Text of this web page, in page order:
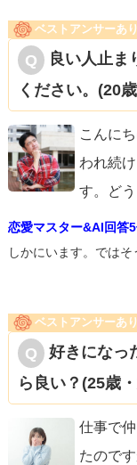
URL:https://
for_habits）
そして相手のミス
を失います。
◆痛い目を見る、
人は失敗から多くの
例えば失恋経験。
1回、2回の失恋で
た』と思うかもし
本気で解決策を探
この本気かどうか
任を押し付ける“他
・連絡をしない彼が
・マッチングアプ
ベストアンサーあり
良い人止ま
ください。(20歳
こんに
われ続
す。どう
恋愛マスター&AI回答
しかにいます。では
ベストアンサーあり
好きになっ
ら良い？(25歳・
仕事で
たので